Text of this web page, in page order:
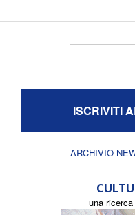
ISCRIVITI
ARCHIVIO
una